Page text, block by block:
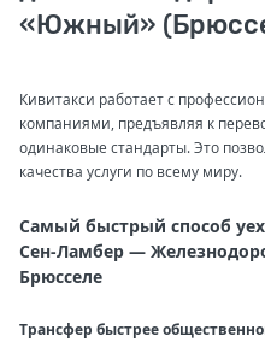
«Южный»
Кивитакси работает с
компаниями, предъявляя к
одинаковые стандарты. Это
качества услуги по всему миру.
Самый быстрый способ
Сен-Ламбер —
Брюсселе
Трансфер быстрее